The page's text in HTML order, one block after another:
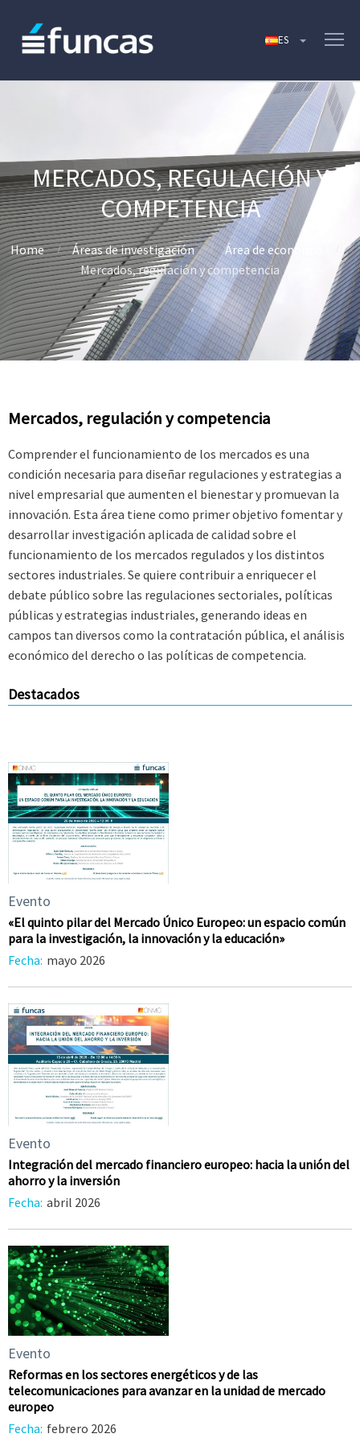
MERCADOS, REGULACIÓN Y
COMPETENCIA
Home Áreas de investigación
Área de economía
Mercados, regulación y competencia
Mercados, regulación y competencia
Comprender el funcionamiento de los mercados es una
condición necesaria para diseñar regulaciones y estrategias a
nivel empresarial que aumenten el bienestar y promuevan la
innovación. Esta área tiene como primer objetivo fomentar y
desarrollar investigación aplicada de calidad sobre el
funcionamiento de los mercados regulados y los distintos
sectores industriales. Se quiere contribuir a enriquecer el
debate público sobre las regulaciones sectoriales, políticas
públicas y estrategias industriales, generando ideas en
campos tan diversos como la contratación pública, el análisis
económico del derecho o las políticas de competencia.
Destacados
Evento
«El quinto pilar del Mercado Único Europeo: un espacio común
para la investigación, la innovación y la educación»
Fecha: mayo 2026
Evento
Integración del mercado financiero europeo: hacia la unión del
ahorro y la inversión
Fecha: abril 2026
Evento
Reformas en los sectores energéticos y de las
telecomunicaciones para avanzar en la unidad de mercado
europeo
Fecha: febrero 2026